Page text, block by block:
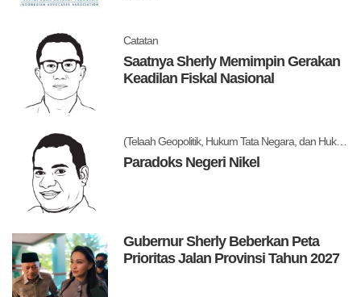
Catatan
Saatnya Sherly Memimpin Gerakan
Keadilan Fiskal Nasional
(Telaah Geopolitik, Hukum Tata Negara, dan Hukum Administrasi Negara)
Paradoks Negeri Nikel
Gubernur Sherly Beberkan Peta
Prioritas Jalan Provinsi Tahun 2027